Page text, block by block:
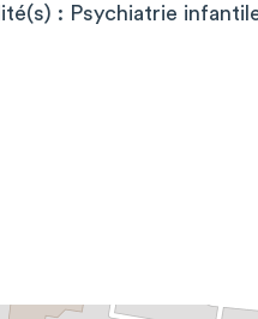
: Psychiatrie